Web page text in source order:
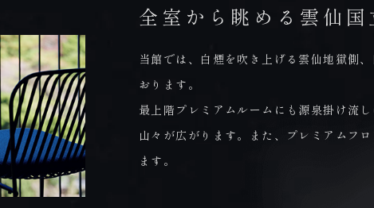
全室から眺める雲仙
当館では、白煙を吹き上げる雲仙地獄側
おります。
最上階プレミアムルームにも源泉掛け流
山々が広がります。また、プレミアムフ
ます。
シリコン、石油系界面活性剤、鉱
合成ポリマーなどの成分は、全て